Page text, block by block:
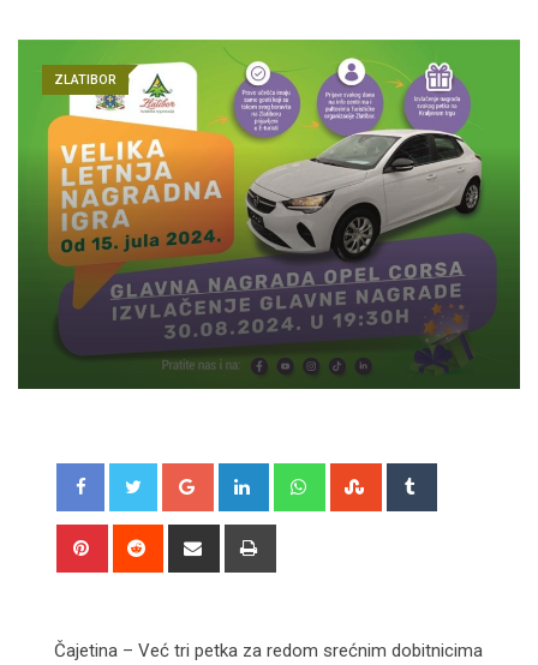
ZLATIBOR
Google+ LinkedIn WhatsappStumbleUpon
Pinterest Reddit
Share
Čajetina – Već tri petka za redom srećnim dobitnicima